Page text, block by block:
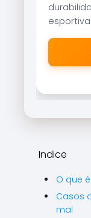
incrível
Indice
O que
Casos
mal